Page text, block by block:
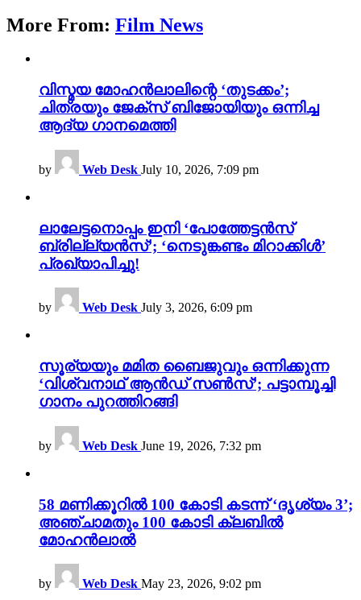
More From: Film News
വിസ്മയ മോഹൻലാലിന്റെ ‘തുടക്കം’;
ചിത്രയും ജേക്സ് ബിജോയിയും ഒന്നിച്ച
ആദ്യ ഗാനമെത്തി
by Web Desk July 10, 2026, 7:09 pm
ലാലേട്ടനൊപ്പം ഇനി ‘പോത്തേട്ടൻസ്
ബ്രില്ല്യൻസ്’; ‘നെടുങ്കണ്ടം മിറാക്കിൾ’
പ്രഖ്യാപിച്ചു!
by Web Desk July 3, 2026, 6:09 pm
സൂര്യയും മമിത ബൈജുവും ഒന്നിക്കുന്ന
‘വിശ്വനാഥ് ആൻഡ് സൺസ്’; പട്ടാമ്പൂച്ചി
ഗാനം പുറത്തിറങ്ങി
by Web Desk June 19, 2026, 7:32 pm
58 മണിക്കൂറിൽ 100 കോടി കടന്ന് ‘ദൃശ്യം 3’;
അഞ്ചാമതും 100 കോടി ക്ലബിൽ
മോഹൻലാൽ
by Web Desk May 23, 2026, 9:02 pm